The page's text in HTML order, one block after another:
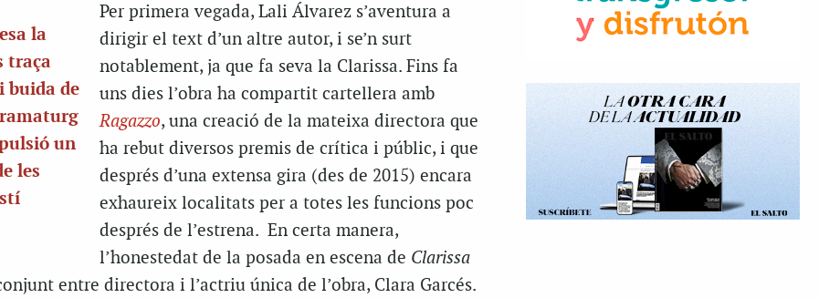
la
traça
buida de
un
les
Per primera vegada, Lali Álvarez s’aventura a
dirigir el text d’un altre autor, i se’n surt
notablement, ja que fa seva la Clarissa. Fins fa
uns dies l’obra ha compartit cartellera amb
Ragazzo, una creació de la mateixa directora que
ha rebut diversos premis de crítica i públic, i que
després d’una extensa gira (des de 2015) encara
exhaureix localitats per a totes les funcions poc
després de l’estrena. En certa manera,
l’honestedat de la posada en escena de Clarissa
entre directora i l’actriu única de l’obra, Clara Garcés.